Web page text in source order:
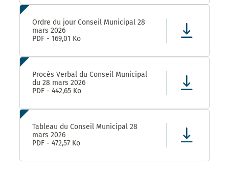
Ordre du jour Conseil Municipal 28
mars 2026
PDF - 169,01 Ko
Procès Verbal du Conseil Municipal
du 28 mars 2026
PDF - 442,65 Ko
Tableau du Conseil Municipal 28
mars 2026
PDF - 472,57 Ko